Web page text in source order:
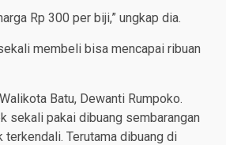
Rp 300 per biji,” ungkap dia.
membeli bisa mencapai ribuan
Batu, Dewanti Rumpoko.
sekali pakai dibuang sembarangan
terkendali. Terutama dibuang di